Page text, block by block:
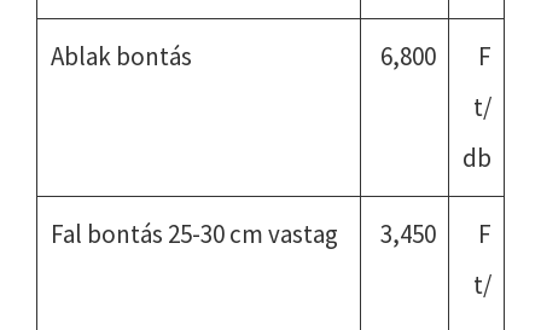
Ablak bontás 6,800
F
t/
db
Fal bontás 25-30 cm vastag 3,450
F
t/